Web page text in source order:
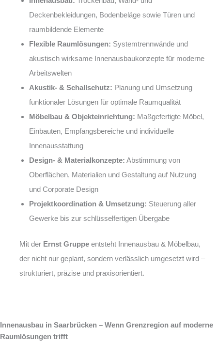
Deckenbekleidungen, Bodenbeläge sowie Türen und
raumbildende Elemente
Flexible Raumlösungen: Systemtrennwände und
akustisch wirksame Innenausbaukonzepte für moderne
Arbeitswelten
Akustik- & Schallschutz: Planung und Umsetzung
funktionaler Lösungen für optimale Raumqualität
Möbelbau & Objekteinrichtung: Maßgefertigte Möbel,
Einbauten, Empfangsbereiche und individuelle
Innenausstattung
Design- & Materialkonzepte: Abstimmung von
Oberflächen, Materialien und Gestaltung auf Nutzung
und Corporate Design
Projektkoordination & Umsetzung: Steuerung aller
Gewerke bis zur schlüsselfertigen Übergabe
Mit der Ernst Gruppe entsteht Innenausbau & Möbelbau,
der nicht nur geplant, sondern verlässlich umgesetzt wird –
strukturiert, präzise und praxisorientiert.
Innenausbau in Saarbrücken – Wenn Grenzregion auf moderne
Raumlösungen trifft